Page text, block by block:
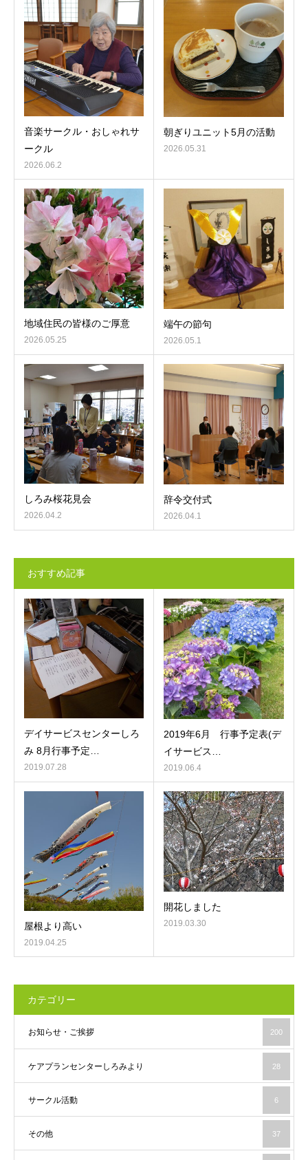
音楽サークル・おしゃれサ
ークル
2026.06.2
朝ぎりユニット5月の活動
2026.05.31
地域住民の皆様のご厚意
2026.05.25
端午の節句
2026.05.1
しろみ桜花見会
2026.04.2
辞令交付式
2026.04.1
おすすめ記事
デイサービスセンターしろ
み 8月行事予定…
2019.07.28
2019年6月 行事予定表(デ
イサービス…
2019.06.4
屋根より高い
2019.04.25
開花しました
2019.03.30
カテゴリー
お知らせ・ご挨拶 200
ケアプランセンターしろみより 28
サークル活動 6
その他 37